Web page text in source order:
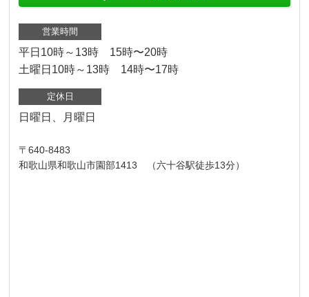
営業時間
平日10時～13時 15時〜20時
土曜日10時～13時 14時〜17時
定休日
日曜日、月曜日
〒640-8483
和歌山県和歌山市園部1413 （六十谷駅徒歩13分）